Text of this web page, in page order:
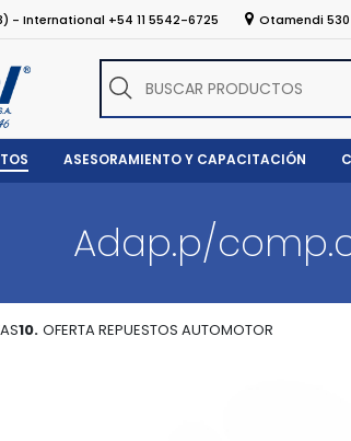
- International +54 11 5542-6725 Otamendi 530
ASESORAMIENTO Y CAPACITACIÓN
Adap.p/
10. OFERTA REPUESTOS AUTOMOTOR